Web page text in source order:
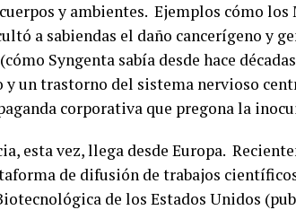
y ambientes. Ejemplos cómo
a sabiendas el daño cancerígeno y
Syngenta sabía desde hace
un trastorno del sistema nervioso
corporativa que pregona la
esta vez, llega desde Europa.
de difusión de trabajos
de los Estados Unidos